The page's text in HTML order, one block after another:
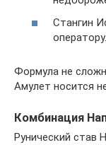
Стангин
оператору.
Формула не
Амулет носится
Комбинация
Рунический став